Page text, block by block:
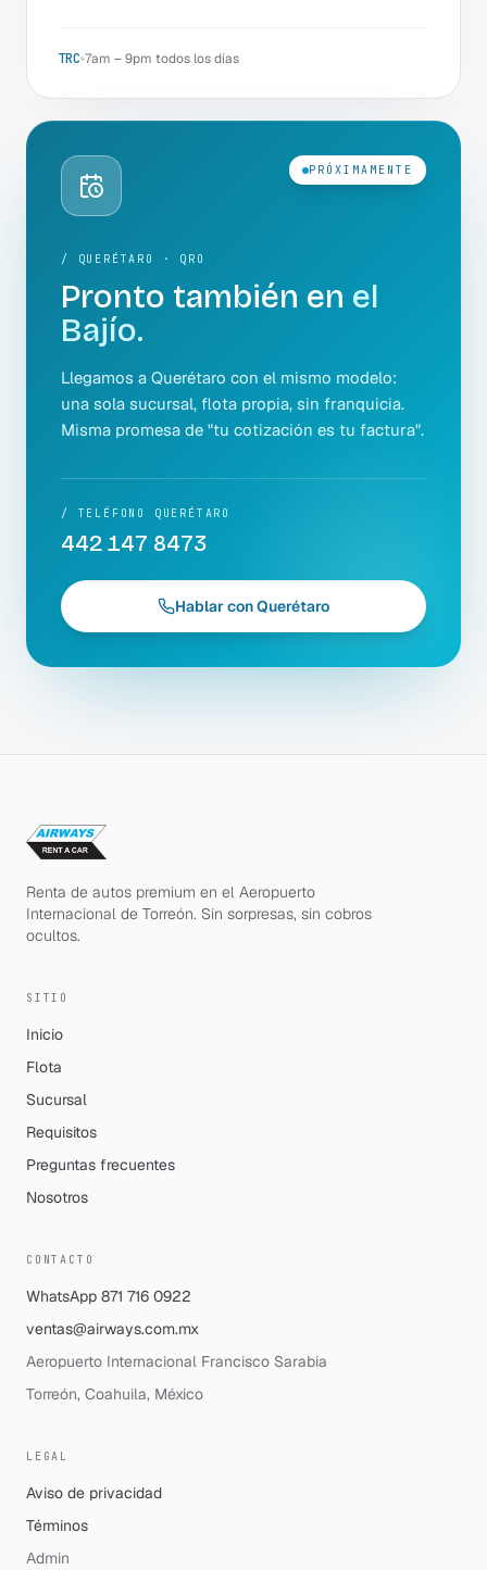
TRC 7am – 9pm todos los días
PRÓXIMAMENTE
/ QUERÉTARO · QRO
Pronto también en el
Bajío.
Llegamos a Querétaro con el mismo modelo:
una sola sucursal, flota propia, sin franquicia.
Misma promesa de "tu cotización es tu factura".
/ TELÉFONO QUERÉTARO
442 147 8473
Hablar con Querétaro
Renta de autos premium en el Aeropuerto
Internacional de Torreón. Sin sorpresas, sin cobros
ocultos.
SITIO
Inicio
Flota
Sucursal
Requisitos
Preguntas frecuentes
Nosotros
CONTACTO
WhatsApp 871 716 0922
ventas@airways.com.mx
Aeropuerto Internacional Francisco Sarabia
Torreón, Coahuila, México
LEGAL
Aviso de privacidad
Términos
Admin